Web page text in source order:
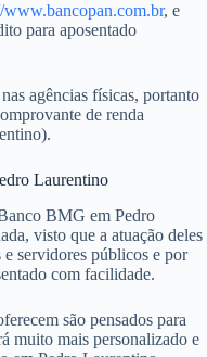
www.bancopan.com.br, e
para aposentado
agências físicas, portanto
de renda
Laurentino
BMG em Pedro
visto que a atuação deles
e servidores públicos e por
com facilidade.
são pensados para
muito mais personalizado e